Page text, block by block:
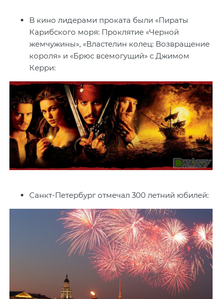
В кино лидерами проката были «Пираты
Карибского моря: Проклятие «Черной
жемчужины», «Властелин колец: Возвращение
короля» и «Брюс всемогущий» с Джимом
Керри:
Санкт-Петербург отмечал 300 летний юбилей: